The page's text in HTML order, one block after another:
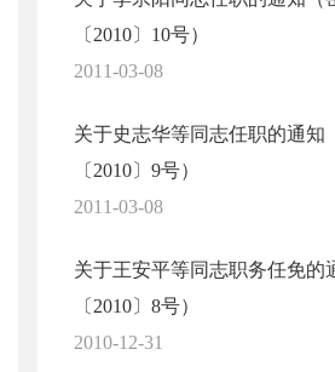
〔2010〕10号）
2011-03-08
关于史志华等同志任职的通知
〔2010〕9号）
2011-03-08
关于王安平等同志职务任免的
〔2010〕8号）
2010-12-31